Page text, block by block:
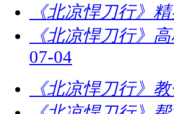
《北凉悍刀行》
《北凉悍刀行》
07-04
《北凉悍刀行》